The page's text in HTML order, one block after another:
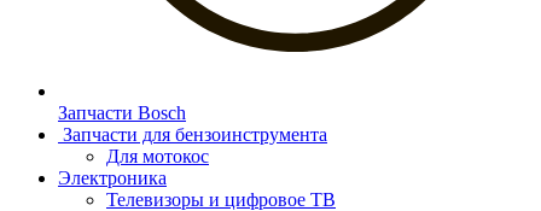
Запчасти Bosch
Запчасти для бензоинструмента
Для мотокос
Электроника
Телевизоры и цифровое ТВ